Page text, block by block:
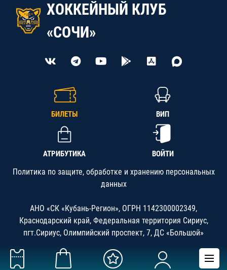
ХОККЕЙНЫЙ КЛУБ
«СОЧИ»
БИЛЕТЫ ВИП
АТРИБУТИКА ВОЙТИ
Политика по защите, обработке и хранению персональных
данных
АНО «СК «Кубань-Регион», ОГРН 1142300002349,
Краснодарский край, Федеральная территория Сириус,
пгт.Сириус, Олимпийский проспект, 7, ДС «Большой»